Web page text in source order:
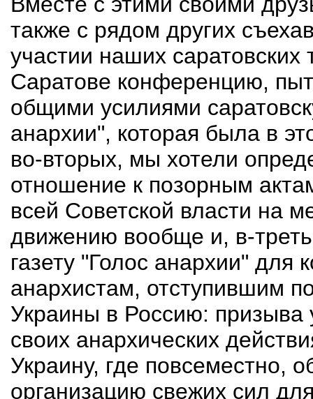
также с рядом других
участии наших
Саратове конференцию,
общими усилиями
анархии", которая была в
во-вторых, мы хотели
отношение к позорным
всей Советской власти на
движению вообще и, в-
газету "Голос анархии" для
анархистам, отступившим
Украины в Россию: призыва
своих анархических
Украину, где повсеместно,
организацию свежих сил